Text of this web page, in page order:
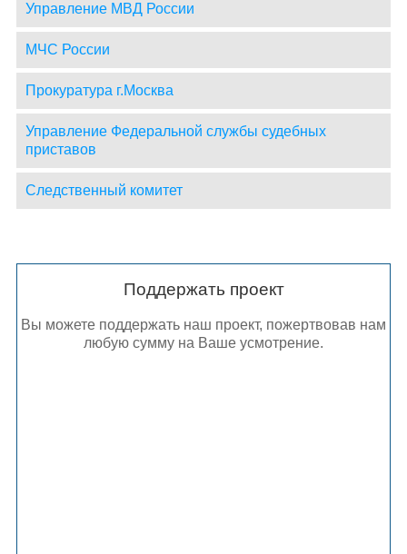
Управление МВД России
МЧС России
Прокуратура г.Москва
Управление Федеральной службы судебных
приставов
Следственный комитет
Поддержать проект
Вы можете поддержать наш проект, пожертвовав нам
любую сумму на Ваше усмотрение.